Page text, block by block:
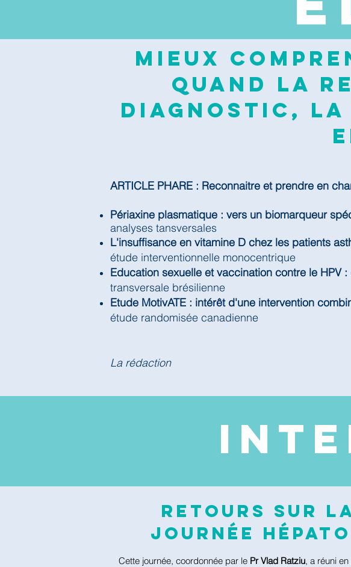
Mieux
quand la
diagnostic, la
ARTICLE PHARE : Reconnaitre et prendre en
Périaxine plasmatique : vers un biomarqueur
analyses tansversales
L'insuffisance en vitamine D chez les patients
étude interventionnelle monocentrique
Education sexuelle et vaccination contre le
transversale brésilienne
Etude MotivATE : intérêt d'une intervention
étude randomisée canadienne
La rédaction
Cette journée, coordonnée par le Pr Vlad Ratziu, a réuni
Retours sur
journée Hépato